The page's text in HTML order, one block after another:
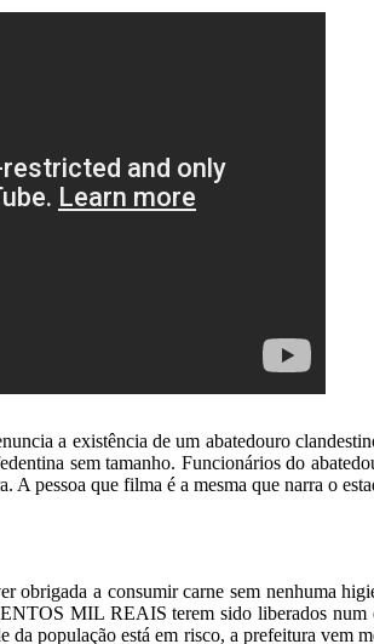
a existência de um abatedouro
sem tamanho. Funcionários do
A pessoa que filma é a mesma que narra o
obrigada a consumir carne sem nenhuma
MIL REAIS terem sido liberados
da população está em risco, a prefeitura